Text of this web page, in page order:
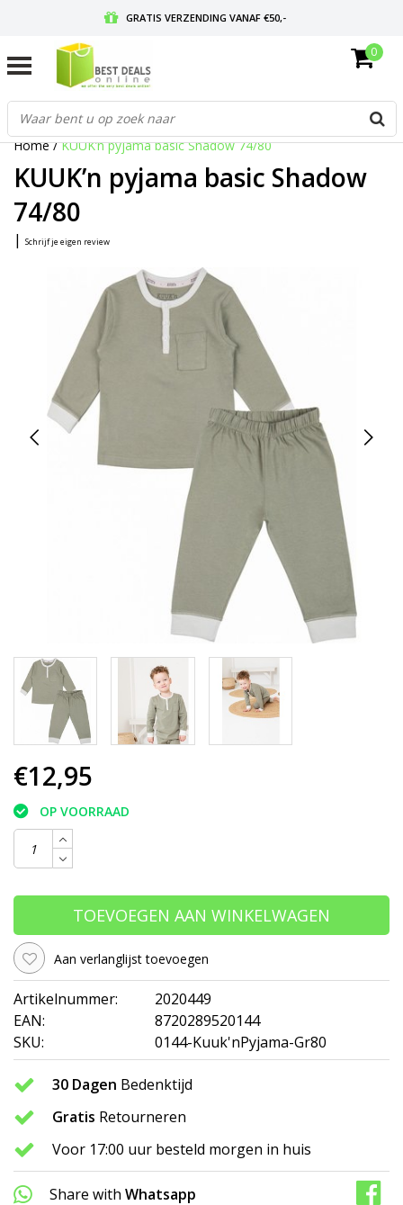
GRATIS VERZENDING VANAF €50,-
GRATIS RETOURNEREN EN 30 DAGEN BEDENKTIJD
0
Home/KUUK’n pyjama basic Shadow 74/80
KUUK’n pyjama basic Shadow
74/80
| Schrijf je eigen review
€12,95
OP VOORRAAD
TOEVOEGEN AAN WINKELWAGEN
Aan verlanglijst toevoegen
Artikelnummer:
2020449
EAN:
8720289520144
SKU:
0144-Kuuk'nPyjama-Gr80
30 Dagen Bedenktijd
Gratis Retourneren
Voor 17:00 uur besteld morgen in huis
Share with Whatsapp